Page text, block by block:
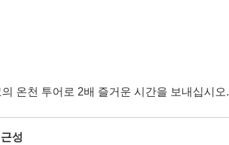
온천 투어로 2배 즐거운 시간을 보내십시오.
성